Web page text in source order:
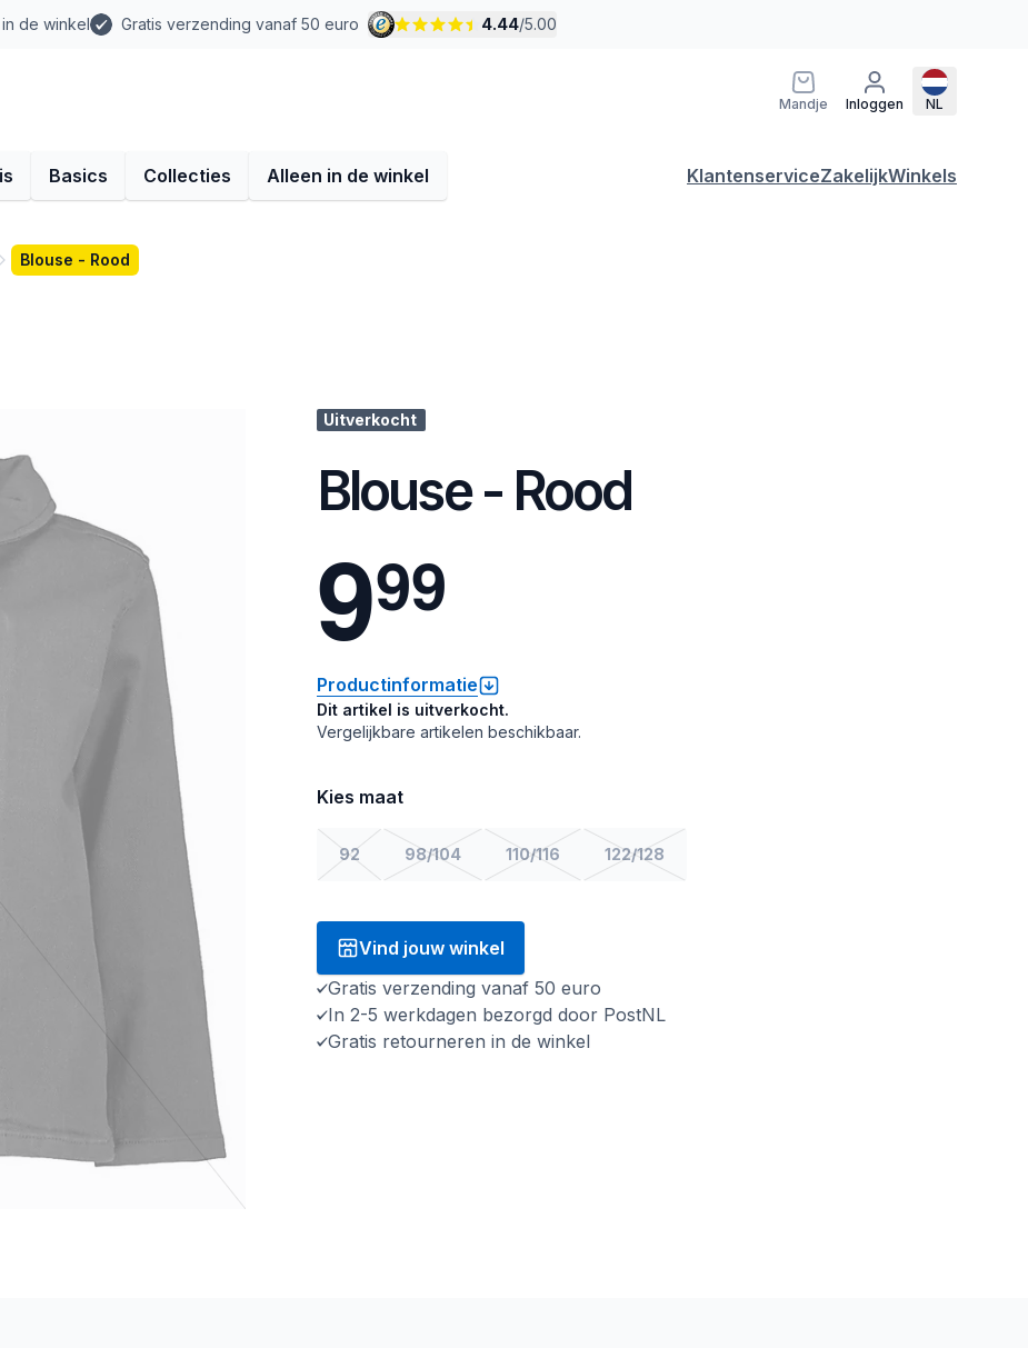
de winkel Gratis verzending vanaf 50 euro 4.44/5.00
Mandje Inloggen NL
Basics Collecties Alleen in de winkel KlantenserviceZakelijkWinkels
Blouse - Rood
Uitverkocht
Blouse - Rood
999
Productinformatie
Dit artikel is uitverkocht.
Vergelijkbare artikelen beschikbaar.
Kies maat
92 98/104 110/116 122/128
Vind jouw winkel
Gratis verzending vanaf 50 euro
In 2-5 werkdagen bezorgd door PostNL
Gratis retourneren in de winkel